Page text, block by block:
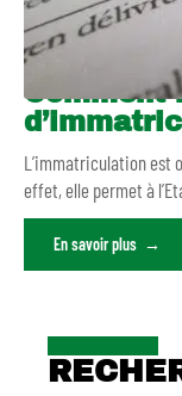
Comment
L’immatriculation est
effet, elle permet à
En savoir plus